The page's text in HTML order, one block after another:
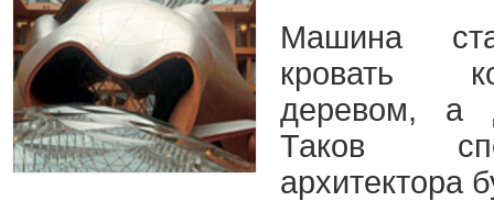
Машина
кровать
деревом, а
Таков
архитектора